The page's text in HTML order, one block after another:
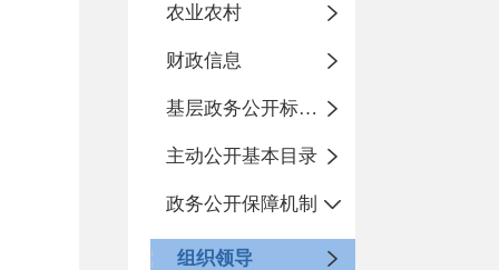
农业农村
财政信息
基层政务公开标准化目录
主动公开基本目录
政务公开保障机制
组织领导